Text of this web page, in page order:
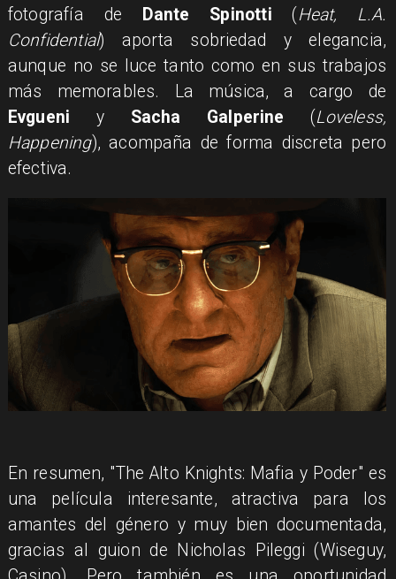
fotografía de
Dante Spinotti (Heat, L.A.
Confidential) aporta sobriedad y elegancia,
aunque no se luce tanto como en sus trabajos
más memorables. La música, a cargo de
Evgueni y Sacha Galperine (Loveless,
Happening), acompaña de forma discreta pero
efectiva.
​En resumen, "The Alto Knights: Mafia y Poder" es
una película interesante, atractiva para los
amantes del género y muy bien documentada,
gracias al guion de Nicholas Pileggi (Wiseguy,